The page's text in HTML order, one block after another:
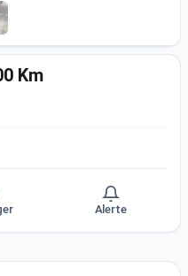
Km
Alerte